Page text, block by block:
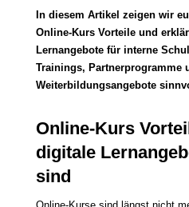
In diesem Artikel zeigen wir
Online-Kurs Vorteile und
Lernangebote für interne
Trainings, Partnerprogramme
Weiterbildungsangebote
Online-Kurs
digitale
sind